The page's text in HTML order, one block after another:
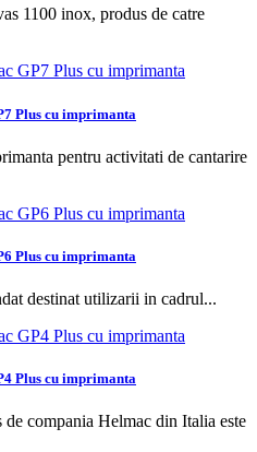
1100 inox, produs de catre
Plus cu imprimanta
pentru activitati de cantarire
Plus cu imprimanta
destinat utilizarii in cadrul...
Plus cu imprimanta
compania Helmac din Italia este